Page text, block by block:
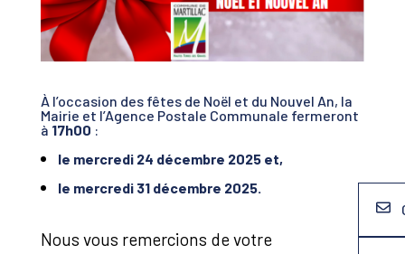
À l’occasion des fêtes de Noël et du Nouvel An, la
Mairie et l’Agence Postale Communale fermeront
à 17h00 :
le mercredi 24 décembre 2025 et,
le mercredi 31 décembre 2025.
Nous vous remercions de votre